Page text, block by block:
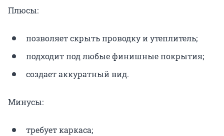
Плюсы:
позволяет скрыть проводку и утеплитель;
подходит под любые финишные покрытия;
создает аккуратный вид.
Минусы:
требует каркаса;